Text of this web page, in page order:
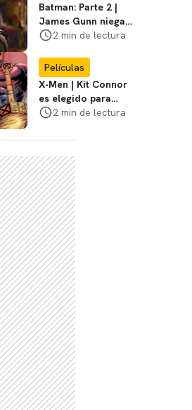
Batman: Parte 2 |
James Gunn niega
que se filme la parte
2 min de lectura
Películas
X-Men | Kit Connor
es elegido para
interpretar a
película
2 min de lectura